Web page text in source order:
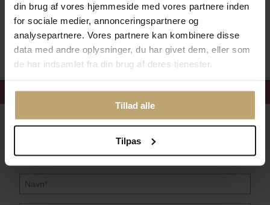
din brug af vores hjemmeside med vores partnere inden
for sociale medier, annonceringspartnere og
analysepartnere. Vores partnere kan kombinere disse
data med andre oplysninger, du har givet dem, eller som
de har indsamlet fra din brug af deres tjenester.
Tillad alle
Tilpas
Sikker Og Tryg E-Handel
Få 15%velkomstrabat
Følg med i vores nyhedsbrev
Læs mere her